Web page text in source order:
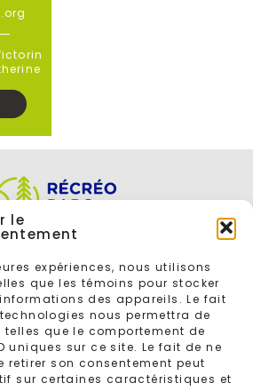
le
expériences, nous utilisons
que les témoins pour stocker
des appareils. Le fait
nous permettra de
que le comportement de
uniques sur ce site. Le fait de ne
retirer son consentement peut
sur certaines caractéristiques et
POUR VOUS INSCRIRE À L'INFOLETTRE